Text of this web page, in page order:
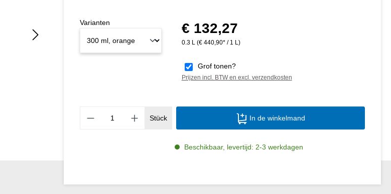
Normale prijs:
€ 132,27
0.3 L (€ 440,90* / 1 L)
Grof tonen?
Prijzen incl. BTW en excl. verzendkosten
Varianten
Producthoeveelheid: Voer de gewenste
Stück In de winkelmand
Beschikbaar, levertijd: 2-3 werkdagen